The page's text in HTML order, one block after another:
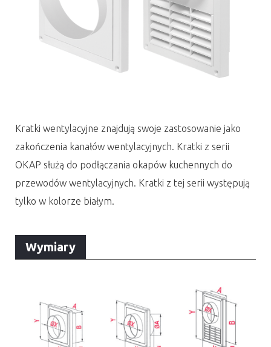
Kratki wentylacyjne znajdują swoje zastosowanie jako
zakończenia kanałów wentylacyjnych. Kratki z serii
OKAP służą do podłączania okapów kuchennych do
przewodów wentylacyjnych. Kratki z tej serii występują
tylko w kolorze białym.
Wymiary